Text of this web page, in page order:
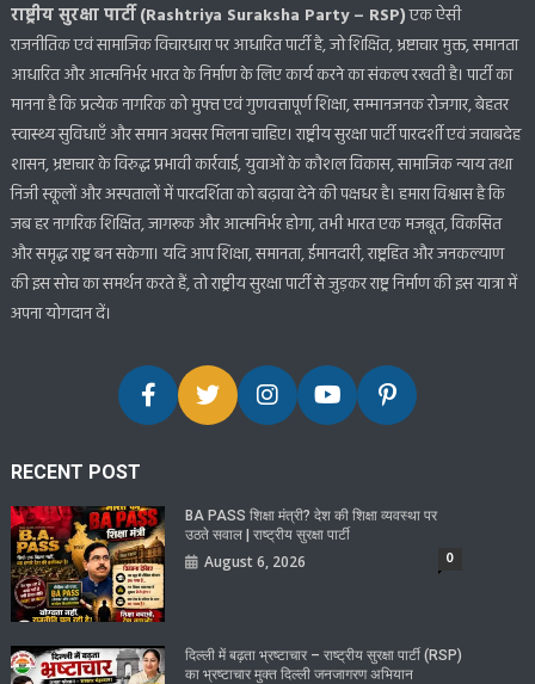
राष्ट्रीय सुरक्षा पार्टी (Rashtriya Suraksha Party – RSP)एक ऐसी
राजनीतिक एवं सामाजिक विचारधारा पर आधारित पार्टी है, जो शिक्षित, भ्रष्टाचार मुक्त, समानता
आधारित और आत्मनिर्भर भारत के निर्माण के लिए कार्य करने का संकल्प रखती है। पार्टी का
मानना है कि प्रत्येक नागरिक को मुफ्त एवं गुणवत्तापूर्ण शिक्षा, सम्मानजनक रोजगार, बेहतर
स्वास्थ्य सुविधाएँ और समान अवसर मिलना चाहिए। राष्ट्रीय सुरक्षा पार्टी पारदर्शी एवं जवाबदेह
शासन, भ्रष्टाचार के विरुद्ध प्रभावी कार्रवाई, युवाओं के कौशल विकास, सामाजिक न्याय तथा
निजी स्कूलों और अस्पतालों में पारदर्शिता को बढ़ावा देने की पक्षधर है। हमारा विश्वास है कि
जब हर नागरिक शिक्षित, जागरूक और आत्मनिर्भर होगा, तभी भारत एक मजबूत, विकसित
और समृद्ध राष्ट्र बन सकेगा। यदि आप शिक्षा, समानता, ईमानदारी, राष्ट्रहित और जनकल्याण
की इस सोच का समर्थन करते हैं, तो राष्ट्रीय सुरक्षा पार्टी से जुड़कर राष्ट्र निर्माण की इस यात्रा में
अपना योगदान दें।
RECENT POST
BA PASS शिक्षा मंत्री? देश की शिक्षा व्यवस्था पर
उठते सवाल | राष्ट्रीय सुरक्षा पार्टी
August 6, 2026 0
दिल्ली में बढ़ता भ्रष्टाचार – राष्ट्रीय सुरक्षा पार्टी (RSP)
का भ्रष्टाचार मुक्त दिल्ली जनजागरण अभियान